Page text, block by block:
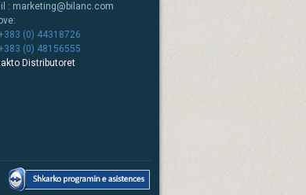
: marketing@bilanc.com
(0) 44318726
(0) 48156555
Distributoret